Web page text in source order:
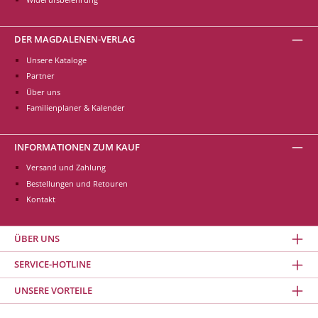
DER MAGDALENEN-VERLAG
Unsere Kataloge
Partner
Über uns
Familienplaner & Kalender
INFORMATIONEN ZUM KAUF
Versand und Zahlung
Bestellungen und Retouren
Kontakt
ÜBER UNS
SERVICE-HOTLINE
UNSERE VORTEILE